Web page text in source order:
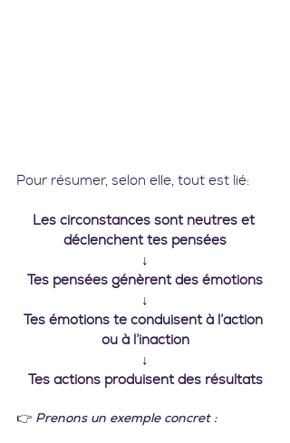
Pour résumer, selon elle, tout est lié:
Les circonstances sont neutres et
déclenchent tes pensées
↓
Tes pensées génèrent des émotions
↓
Tes émotions te conduisent à l’action
ou à l’inaction
↓
Tes actions produisent des résultats
👉 Prenons un exemple concret :